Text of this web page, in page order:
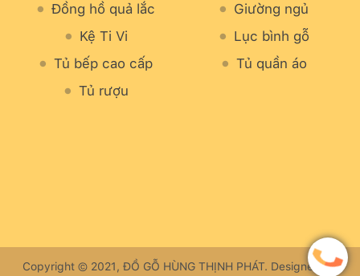
Đồng hồ quả lắc
Giường ngủ
Kệ Ti Vi
Lục bình gỗ
Tủ bếp cao cấp
Tủ quần áo
Tủ rượu
Copyright © 2021, ĐỒ GỖ HÙNG THỊNH PHÁT. Designed by